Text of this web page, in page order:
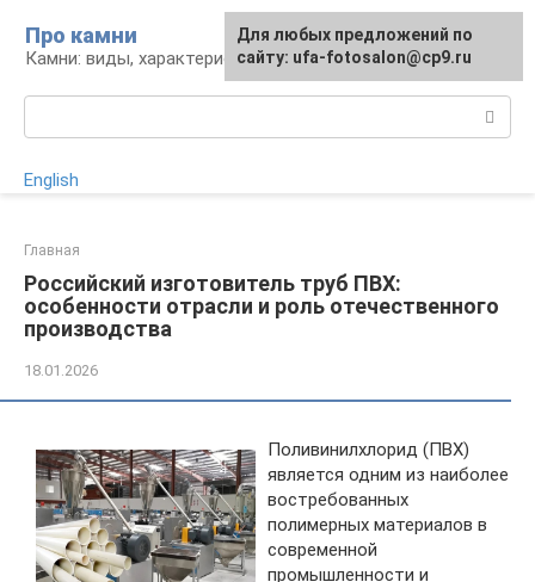
контенту
Про камни
Камни: виды, характеристики, изделия
English
Главная
Российский изготовитель труб ПВХ:
особенности отрасли и роль отечественного
производства
18.01.2026
Поливинилхлорид (ПВХ)
является одним из наиболее
востребованных
полимерных материалов в
современной
промышленности и
Для любых предложений по
сайту: ufa-fotosalon@cp9.ru